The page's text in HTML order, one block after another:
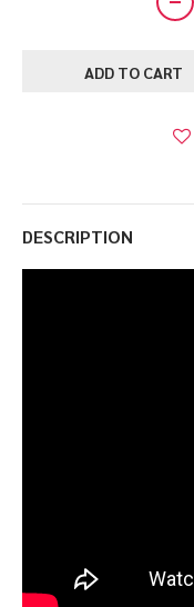
ADD TO CART
DESCRIPTION